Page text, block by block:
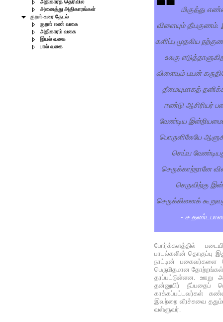
அதிகாரத் தெரிவில்
அனைத்து அதிகாரங்கள்
குறள்-உரை தேடல்
குறள் எண் வகை
அதிகாரம் வகை
இயல் வகை
பால் வகை
மிகுத்து
விளையும் தீயகுணம்.
களிப்பு முதலிய
உலகு
விளையும் பயன்
தீமையுமாகத்
ஈண்டு ஆசிரியர்
வேண்டிய
பொருளிலேயே
செய்ய
செருக்காற்றானே
செருவிற்கு
செருக்கினைக்
- ச
போர்க்களத்தில்
பாடல்களின் தொகுப்பு
நாட்டின் பகைவர்களை
பெருமிதமான
தரப்பட்டுள்ளன. ஊறு
தன்னுயிர் நீப்பதைப்
காக்கப்பட்டவர்கள்
இவற்றை வீரச்சுவை
வள்ளுவர்.